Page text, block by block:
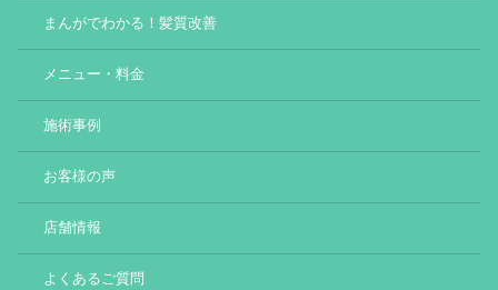
まんがでわかる！髪質改善
メニュー・料金
施術事例
お客様の声
店舗情報
よくあるご質問